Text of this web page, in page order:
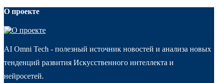
О проекте
AI Omni Tech - полезный источник новостей и анализа новых
тенденций развития Искусственного интеллекта и
нейросетей.